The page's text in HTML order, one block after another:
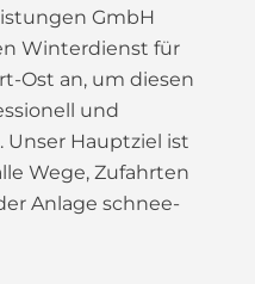
GmbH
Winterdienst für
Ost an, um diesen
und
Unser Hauptziel ist
Wege, Zufahrten
Anlage schnee-